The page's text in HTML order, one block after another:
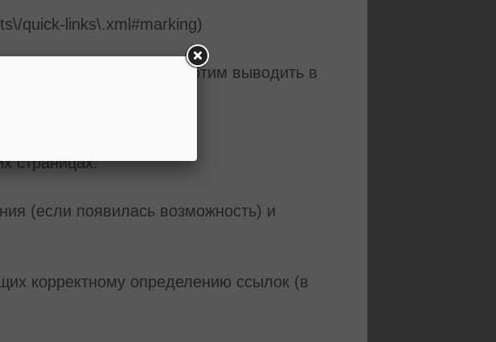
quick-links\.xml#marking)
разделов (которые мы хотим выводить в
основные разделы;
и h1;
страницах.
(если появилась возможность) и
корректному определению ссылок (в